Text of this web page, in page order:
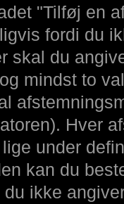
"Tilføj en
fordi du
skal du
mindst to
Hver
under
kan du
ikke